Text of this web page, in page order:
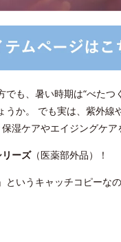
も、暑い時期は“べたつ
か。 でも実は、紫外線
湿ケアやエイジングケア
ーズ（医薬部外品）！
いうキャッチコピーな